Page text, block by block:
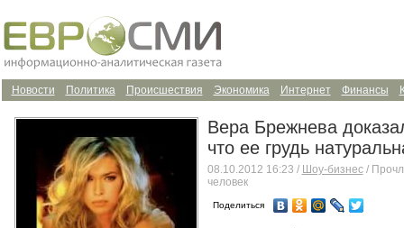
Финансы
Интернет
Экономика
Происшествия
Политика
Новости
Вера Брежнева
что ее грудь
08.10.2012 16:23 / Шоу-бизнес/
человек
Поделиться